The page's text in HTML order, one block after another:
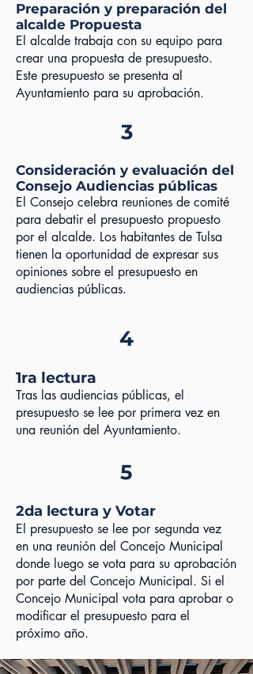
Preparación y preparación del
alcalde Propuesta
El alcalde trabaja con su equipo para
crear una propuesta de presupuesto.
Este presupuesto se presenta al
Ayuntamiento para su aprobación.
3
Consideración y evaluación del
Consejo Audiencias públicas
El Consejo celebra reuniones de comité
para debatir el presupuesto propuesto
por el alcalde. Los habitantes de Tulsa
tienen la oportunidad de expresar sus
opiniones sobre el presupuesto en
audiencias públicas.
4
1ra lectura
Tras las audiencias públicas, el
presupuesto se lee por primera vez en
una reunión del Ayuntamiento.
5
2da lectura y Votar
El presupuesto se lee por segunda vez
en una reunión del Concejo Municipal
donde luego se vota para su aprobación
por parte del Concejo Municipal. Si el
Concejo Municipal vota para aprobar o
modificar el presupuesto para el
próximo año.